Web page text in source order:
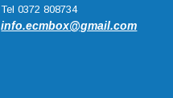
Tel 0372 808734
info.ecmbox@gmail.com